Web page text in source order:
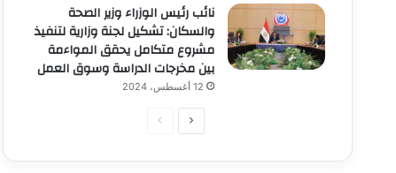
نائب رئيس الوزراء وزير الصحة
والسكان: تشكيل لجنة وزارية لتنفيذ
مشروع متكامل يحقق المواءمة
بين مخرجات الدراسة وسوق العمل
12 أغسطس، 2024
الصفحةالصفحة